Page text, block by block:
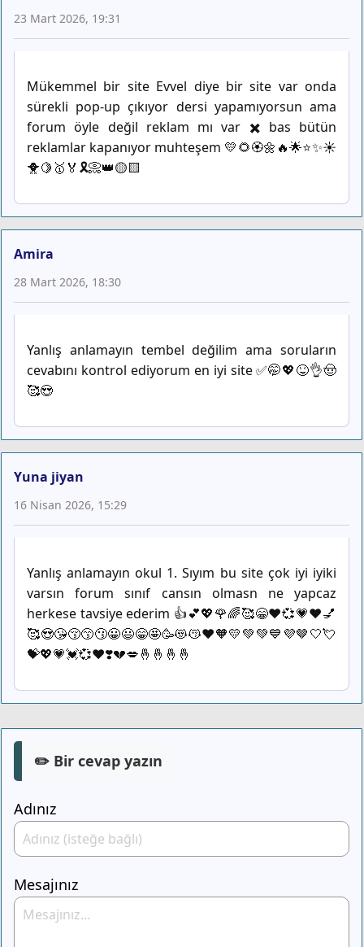
23 Mart 2026, 19:31
Mükemmel bir site Evvel diye bir site var onda
sürekli pop-up çıkıyor dersi yapamıyorsun ama
forum öyle değil reklam mı var ✖️ bas bütün
reklamlar kapanıyor muhteşem 💛🌻🏵️🌼🔥🌟⭐✨☀️
🐥🍋🥇🏅🎗️📀👑🟡🟨
Amira
28 Mart 2026, 18:30
Yanlış anlamayın tembel değilim ama soruların
cevabını kontrol ediyorum en iyi site ✅🤭💖😝👌🤠
🥰😍
Yuna jiyan
16 Nisan 2026, 15:29
Yanlış anlamayın okul 1. Sıyım bu site çok iyi iyiki
varsın forum sınıf cansın olmasn ne yapcaz
herkese tavsiye ederim 👍💕💖🌹🌈🥰😁❤️💞💗♥️💅
🥰😍😘😚😙😗😀😃😁🤩🥳😻😽❤️🧡💛💚💚💙💜🤎🤍💘
💝💖💗💓💞♥️❣️💔💋🤞🤞🤞🤞
✏️ Bir cevap yazın
Adınız
Mesajınız